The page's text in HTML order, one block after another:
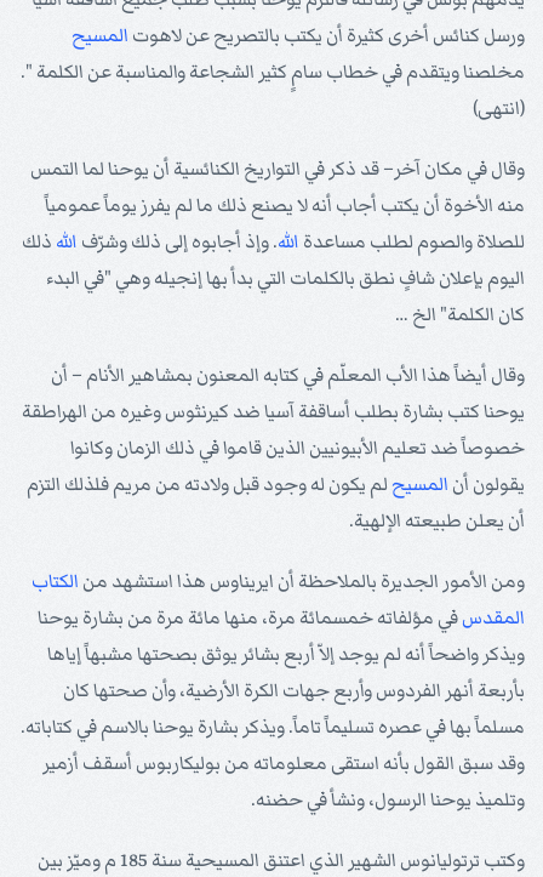
ورسل كنائس أخرى كثيرة أن يكتب بالتصريح عن لاهوت المسيح
مخلصنا ويتقدم في خطاب سامٍ كثير الشجاعة والمناسبة عن الكلمة ".
(انتهى)
وقال في مكان آخر– قد ذكر في التواريخ الكنائسية أن يوحنا لما التمس
منه الأخوة أن يكتب أجاب أنه لا يصنع ذلك ما لم يفرز يوماً عمومياً
للصلاة والصوم لطلب مساعدة الله. وإذ أجابوه إلى ذلك وشرّف الله ذلك
اليوم بإعلان شافٍ نطق بالكلمات التي بدأ بها إنجيله وهي "في البدء
كان الكلمة" الخ …
وقال أيضاً هذا الأب المعلّم في كتابه المعنون بمشاهير الأنام – أن
يوحنا كتب بشارة بطلب أساقفة آسيا ضد كيرنثوس وغيره من الهراطقة
خصوصاً ضد تعليم الأبيونيين الذين قاموا في ذلك الزمان وكانوا
يقولون أن المسيح لم يكون له وجود قبل ولادته من مريم فلذلك التزم
أن يعلن طبيعته الإلهية.
ومن الأمور الجديرة بالملاحظة أن ايريناوس هذا استشهد من الكتاب
المقدسفي مؤلفاته خمسمائة مرة، منها مائة مرة من بشارة يوحنا
ويذكر واضحاً أنه لم يوجد إلاّ أربع بشائر يوثق بصحتها مشبهاً إياها
بأربعة أنهر الفردوس وأربع جهات الكرة الأرضية، وأن صحتها كان
مسلماً بها في عصره تسليماً تاماً. ويذكر بشارة يوحنا بالاسم في كتاباته.
وقد سبق القول بأنه استقى معلوماته من بوليكاربوس أسقف أزمير
وتلميذ يوحنا الرسول، ونشأ في حضنه.
وكتب ترتوليانوس الشهير الذي اعتنق المسيحية سنة 185 م وميّز بين